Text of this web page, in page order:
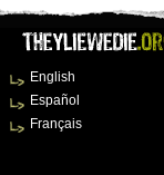
English
Español
Français